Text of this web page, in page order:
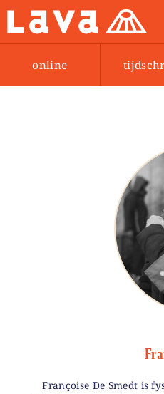
online
Françoise De Smedt is